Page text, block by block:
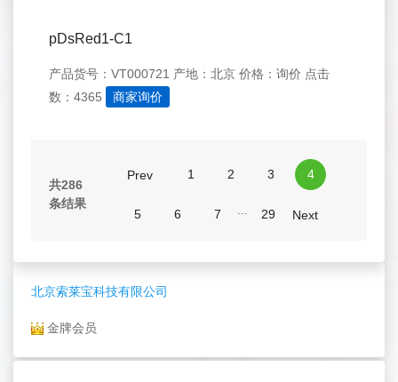
北京索莱宝科技有限公司
金牌会员
pDsRed1-C1
产品货号：VT000721 产地：北京 价格：询价 点击
数：4365
商家询价
共286
条结果
Prev 1 2 3 4
5 6 7 29 Next